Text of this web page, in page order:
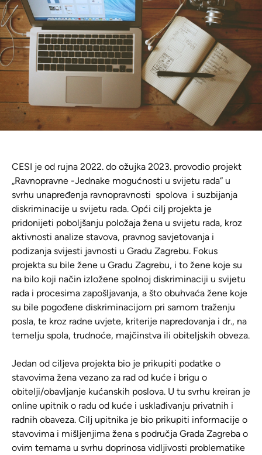
CESI je od rujna 2022. do ožujka 2023. provodio projekt
„Ravnopravne -Jednake mogućnosti u svijetu rada“ u
svrhu unapređenja ravnopravnosti spolova i suzbijanja
diskriminacije u svijetu rada. Opći cilj projekta je
pridonijeti poboljšanju položaja žena u svijetu rada, kroz
aktivnosti analize stavova, pravnog savjetovanja i
podizanja svijesti javnosti u Gradu Zagrebu. Fokus
projekta su bile žene u Gradu Zagrebu, i to žene koje su
na bilo koji način izložene spolnoj diskriminaciji u svijetu
rada i procesima zapošljavanja, a što obuhvaća žene koje
su bile pogođene diskriminacijom pri samom traženju
posla, te kroz radne uvjete, kriterije napredovanja i dr., na
temelju spola, trudnoće, majčinstva ili obiteljskih obveza.
Jedan od ciljeva projekta bio je prikupiti podatke o
stavovima žena vezano za rad od kuće i brigu o
obitelji/obavljanje kućanskih poslova. U tu svrhu kreiran je
online upitnik o radu od kuće i usklađivanju privatnih i
radnih obaveza. Cilj upitnika je bio prikupiti informacije o
stavovima i mišljenjima žena s područja Grada Zagreba o
ovim temama u svrhu doprinosa vidljivosti problematike